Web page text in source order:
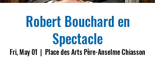
Robert Bouchard en
Spectacle
Fri, May 01
  |
Place des Arts Père-Anselme Chiasson